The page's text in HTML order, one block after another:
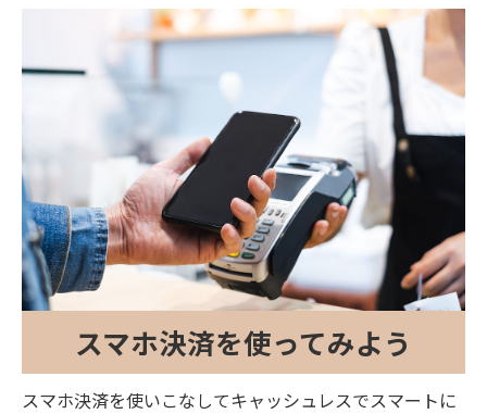
スマホ決済を使ってみよう
スマホ決済を使いこなしてキャッシュレスでスマートに